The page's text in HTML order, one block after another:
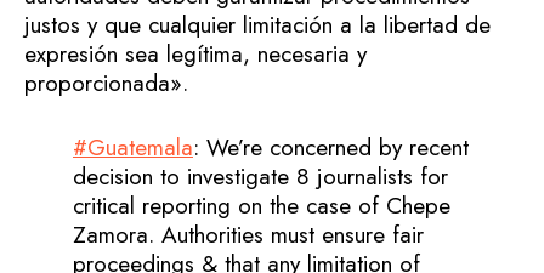
justos y que cualquier limitación a la libertad de
expresión sea legítima, necesaria y
proporcionada».
#Guatemala: We’re concerned by recent
decision to investigate 8 journalists for
critical reporting on the case of Chepe
Zamora. Authorities must ensure fair
proceedings & that any limitation of